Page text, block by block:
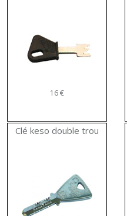
16 €
Clé keso double trou